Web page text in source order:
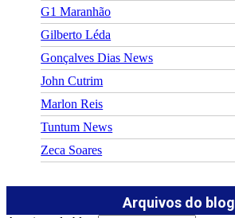
G1 Maranhão
Gilberto Léda
Gonçalves Dias News
John Cutrim
Marlon Reis
Tuntum News
Zeca Soares
Arquivos do blog